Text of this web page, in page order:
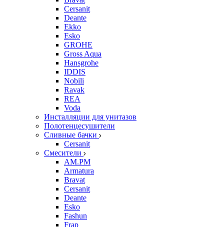
Cersanit
Deante
Ekko
Esko
GROHE
Gross Aqua
Hansgrohe
IDDIS
Nobili
Ravak
REA
Voda
Инсталляции для унитазов
Полотенцесушители
Сливные бачки
Cersanit
Смесители
AM.PM
Armatura
Bravat
Cersanit
Deante
Esko
Fashun
Frap